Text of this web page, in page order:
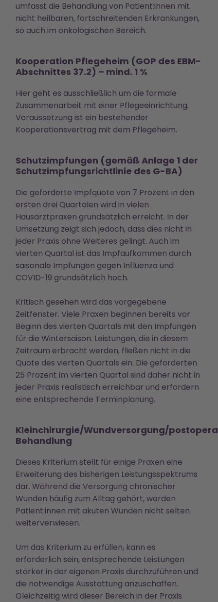
umfasst die Behandlung von Patient:innen mit
nicht heilbaren, fortschreitenden Erkrankungen,
so auch im onkologischen Bereich.
Kooperation Pflegeheim (GOP des EBM-
Abschnittes 37.2) – mind. 1 %
Hier geht es ausschließlich um die formale
Zusammenarbeit mit einer Pflegeeinrichtung.
Voraussetzung ist ein bestehender
Kooperationsvertrag mit dem Pflegeheim.
Schutzimpfungen (gemäß Anlage 1 der
Schutzimpfungsrichtlinie des G-BA)
Die geforderte Impfquote von 7 Prozent in den
ersten drei Quartalen wird in vielen
Hausarztpraxen grundsätzlich erreicht. In der
Umsetzung zeigt sich jedoch, dass dies nicht in
jeder Praxis ohne Weiteres gelingt. Auch im
vierten Quartal ist das Impfaufkommen durch
saisonale Impfungen gegen Influenza und
COVID-19 grundsätzlich hoch.
Kritisch gesehen wird das vorgegebene
Zeitfenster. Viele Praxen beginnen bereits vor
Beginn des vierten Quartals mit den Impfungen
für die Wintersaison. Leistungen, die in diesem
Zeitraum erbracht werden, fließen nicht in die
Quote des vierten Quartals ein. Die geforderten
25 Prozent im vierten Quartal sind daher nicht in
jeder Praxis realistisch erreichbar und erfordern
eine entsprechende Terminplanung.
Kleinchirurgie/Wundversorgung/
Behandlung
Dieses Kriterium stellt für einige Praxen eine
Erweiterung des bisherigen Leistungsspektrums
dar. Während die Versorgung chronischer
Wunden häufig zum Alltag gehört, werden
Patient:innen mit akuten Wunden nicht selten
weiterverwiesen.
Um das Kriterium zu erfüllen, kann es
erforderlich sein, entsprechende Leistungen
stärker in der eigenen Praxis durchzuführen und
die notwendige Ausstattung anzuschaffen.
Gleichzeitig wird dieser Bereich in der Praxis